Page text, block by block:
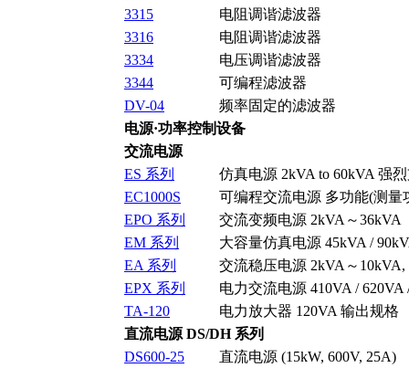
3315
电阻调谐滤波器
3316
电阻调谐滤波器
3334
电压调谐滤波器
3344
可编程滤波器
DV-04
频率固定的滤波器
电源·功率控制设备
交流电源
ES 系列
仿真电源 2kVA to 60kVA 强
EC1000S
可编程交流电源 多功能(测量
EPO 系列
交流变频电源 2kVA～36kVA
EM 系列
大容量仿真电源 45kVA /
EA 系列
交流稳压电源 2kVA～
EPX 系列
电力交流电源 410VA / 620VA
TA-120
电力放大器 120VA 输出规格
直流电源 DS/DH 系列
DS600-25
直流电源 (15kW, 600V, 25A)